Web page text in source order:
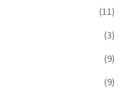
(11)
(3)
(9)
(9)